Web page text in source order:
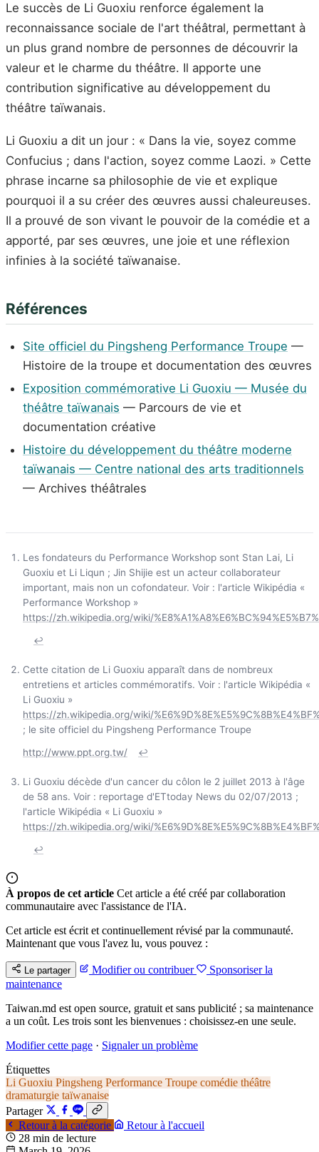
Le succès de Li Guoxiu renforce également la
reconnaissance sociale de l'art théâtral, permettant à
un plus grand nombre de personnes de découvrir la
valeur et le charme du théâtre. Il apporte une
contribution significative au développement du
théâtre taïwanais.
Li Guoxiu a dit un jour : « Dans la vie, soyez comme
Confucius ; dans l'action, soyez comme Laozi. » Cette
phrase incarne sa philosophie de vie et explique
pourquoi il a su créer des œuvres aussi chaleureuses.
Il a prouvé de son vivant le pouvoir de la comédie et a
apporté, par ses œuvres, une joie et une réflexion
infinies à la société taïwanaise.
Références
Site officiel du Pingsheng Performance Troupe —
Histoire de la troupe et documentation des œuvres
Exposition commémorative Li Guoxiu — Musée du
théâtre taïwanais — Parcours de vie et
documentation créative
Histoire du développement du théâtre moderne
taïwanais — Centre national des arts traditionnels
— Archives théâtrales
Les fondateurs du Performance Workshop sont Stan Lai, Li
Guoxiu et Li Liqun ; Jin Shijie est un acteur collaborateur
important, mais non un cofondateur. Voir : l'article Wikipédia «
Performance Workshop »
https://zh.wikipedia.org/wiki/
↩
Cette citation de Li Guoxiu apparaît dans de nombreux
entretiens et articles commémoratifs. Voir : l'article Wikipédia «
Li Guoxiu »
https://zh.wikipedia.org/wiki/
; le site officiel du Pingsheng Performance Troupe
http://www.ppt.org.tw/
↩
Li Guoxiu décède d'un cancer du côlon le 2 juillet 2013 à l'âge
de 58 ans. Voir : reportage d'ETtoday News du 02/07/2013 ;
l'article Wikipédia « Li Guoxiu »
https://zh.wikipedia.org/wiki/
↩
À propos de cet article Cet article a été créé par collaboration
communautaire avec l'assistance de l'IA.
Cet article est écrit et continuellement révisé par la communauté.
Maintenant que vous l'avez lu, vous pouvez :
Le partager Modifier ou contribuer
Sponsoriser la
maintenance
Taiwan.md est open source, gratuit et sans publicité ; sa maintenance
a un coût. Les trois sont les bienvenues : choisissez-en une seule.
Modifier cette page · Signaler un problème
Étiquettes
Li Guoxiu Pingsheng Performance Troupe comédie théâtre
dramaturgie taïwanaise
Partager
Retour à la catégorie
Retour à l'accueil
28 min de lecture